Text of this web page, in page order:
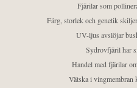
Fjärilar som
Färg, storlek och genetik
UV-ljus avslöjar
Sydrovfjäril har
Handel med fjärilar
Vätska i vingmembran